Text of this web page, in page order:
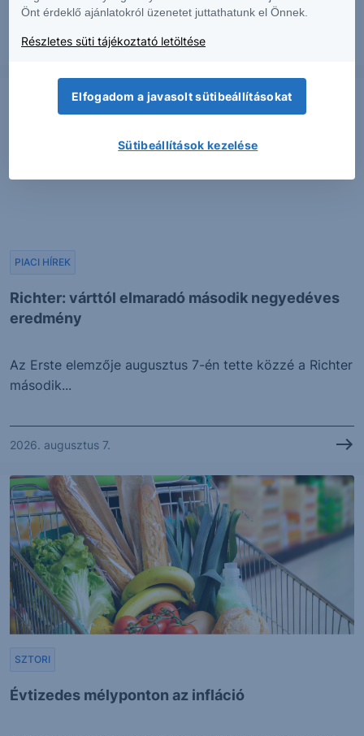
2026. augusztus 7.
Richter: várttól elmaradó második negyedéves
eredmény
PIACI HÍREK
Az Erste elemzője augusztus 7-én tette közzé a Richter
második...
2026. augusztus 7.
Évtizedes mélyponton az infláció
SZTORI
Önt érdeklő ajánlatokról üzenetet juttathatunk el Önnek.
Részletes süti tájékoztató letöltése
Elfogadom a javasolt sütibeállításokat
Sütibeállítások kezelése